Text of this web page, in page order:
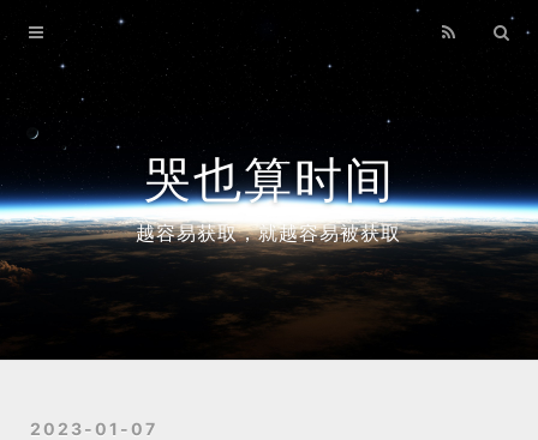
哭也算时间
越容易获取，就越容易被获取
2023-01-07
Home